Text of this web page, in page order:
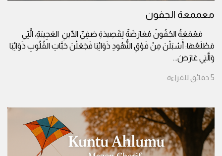
معممعة الجفون
مَعْمَعَةُ الجُفُونْ مُعَارَضَةٌ لِقَصِيدَةِ صَفِيِّ الدِّينِ العَجِيبَةِ، الَّتِي
مَطْلَعُهَا: أَسْبَلْنَ مِنْ فَوْقِ النُّهُودِ ذَوَائِبَا فَجَعَلْنَ حَبَّاتِ القُلُوبِ ذَوَائِبَا
وَالَّتِي عَارَضَ...
5 دقائق للقراءة